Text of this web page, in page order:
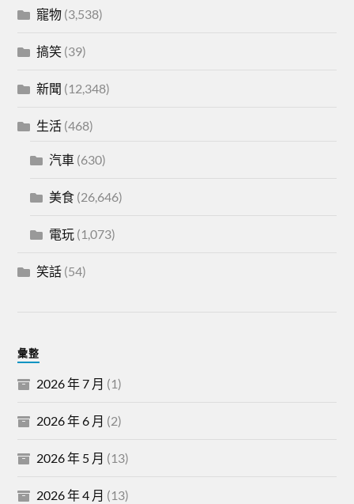
寵物 (3,538)
搞笑 (39)
新聞 (12,348)
生活 (468)
汽車 (630)
美食 (26,646)
電玩 (1,073)
笑話 (54)
彙整
2026 年 7 月 (1)
2026 年 6 月 (2)
2026 年 5 月 (13)
2026 年 4 月 (13)